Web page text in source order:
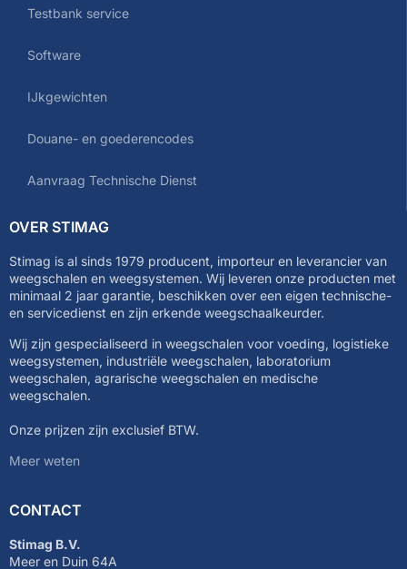
Testbank service
Software
IJkgewichten
Douane- en goederencodes
Aanvraag Technische Dienst
OVER STIMAG
Stimag is al sinds 1979 producent, importeur en leverancier van
weegschalen en weegsystemen. Wij leveren onze producten met
minimaal 2 jaar garantie, beschikken over een eigen technische-
en servicedienst en zijn erkende weegschaalkeurder.
Wij zijn gespecialiseerd in weegschalen voor voeding, logistieke
weegsystemen, industriële weegschalen, laboratorium
weegschalen, agrarische weegschalen en medische
weegschalen.
Onze prijzen zijn exclusief BTW.
Meer weten
CONTACT
Stimag B.V.
Meer en Duin 64A